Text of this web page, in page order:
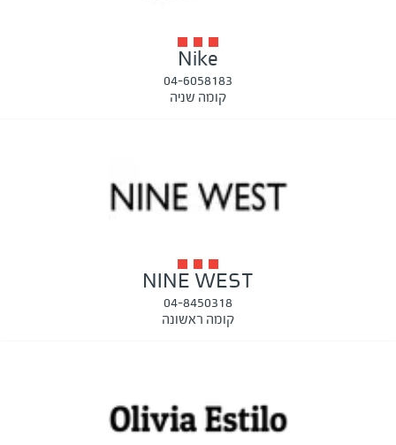
Nike
04-6058183
קומה שניה
NINE WEST
04-8450318
קומה ראשונה